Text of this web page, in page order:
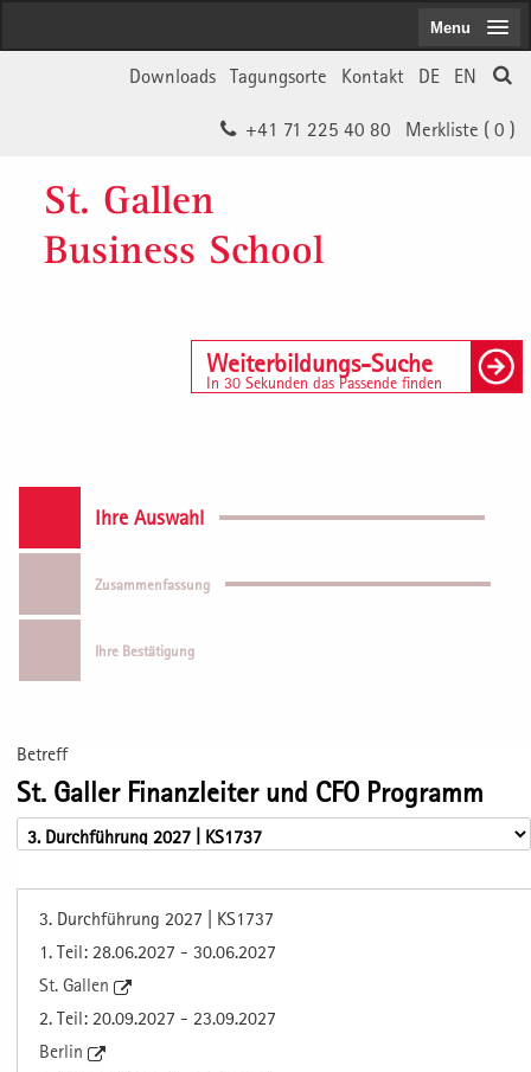
EN
DE
Kontakt
Tagungsorte
Downloads
Merkliste ( 0 )
+41 71 225 40 80
St. Gallen
Business School
Weiterbildungs-Suche
In 30 Sekunden das Passende finden
Menu
Ihre Auswahl
Zusammenfassung
Ihre Bestätigung
Betreff
St. Galler Finanzleiter und CFO Programm
3. Durchführung 2027 | KS1737
1. Teil: 28.06.2027 - 30.06.2027
St. Gallen
2. Teil: 20.09.2027 - 23.09.2027
Berlin